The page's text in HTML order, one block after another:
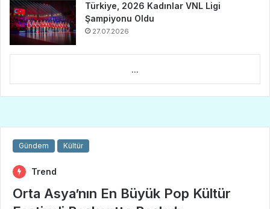
Türkiye, 2026 Kadınlar VNL Ligi
Şampiyonu Oldu
27.07.2026
...